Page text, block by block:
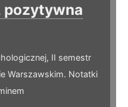
pozytywna
II semestr
Warszawskim. Notatki